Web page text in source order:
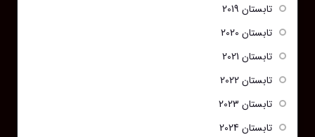
تابستان 2019
تابستان 2020
تابستان 2021
تابستان 2022
تابستان 2023
تابستان 2024